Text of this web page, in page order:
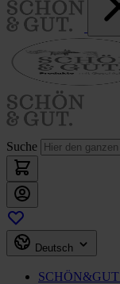
Suche
Deutsch
SCHÖN&GUT